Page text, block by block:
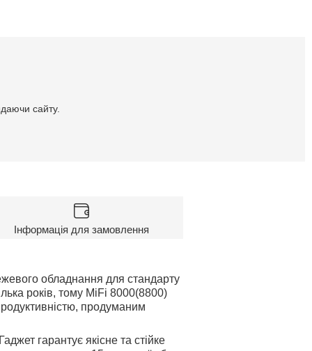
сайту.
Інформація для замовлення
обладнання для стандарту
років, тому MiFi 8000(8800)
продуманим
гарантує якісне та стійке